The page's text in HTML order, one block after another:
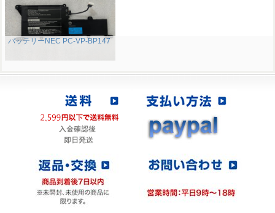
バッテリーNEC PC-VP-BP147